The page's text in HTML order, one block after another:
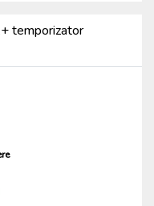
temporizator